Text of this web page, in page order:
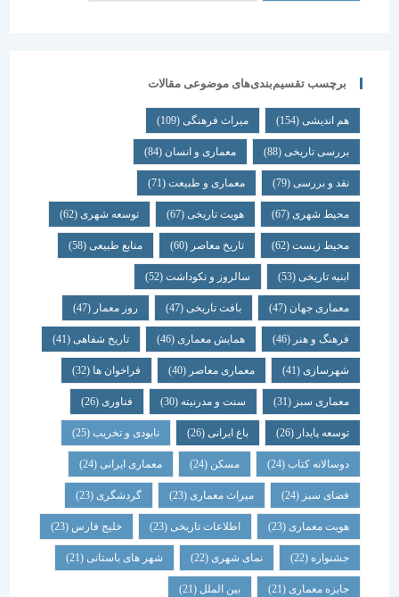
برچسب تقسیم‌بندی‌های موضوعی مقالات
هم اندیشی (154) میراث فرهنگی (109)
بررسی تاریخی (88) معماری و انسان (84)
نقد و بررسی (79) معماری و طبیعت (71)
محیط شهری(67) هویت تاریخی(67) توسعه شهری(62)
محیط زیست(62) تاریخ معاصر(60) منابع طبیعی(58)
ابنیه تاریخی(53) سالروز و نکوداشت(52)
معماری جهان (47) بافت تاریخی(47) روز معمار(47)
فرهنگ و هنر(46) همایش معماری (46) تاریخ شفاهی (41)
شهرسازی(41) معماری معاصر(40) فراخوان ها (32)
معماری سبز(31) سنت و مدرنیته(30) فناوری (26)
توسعه پایدار(26) باغ ایرانی(26) نابودی و تخریب(25)
دوسالانه کتاب(24) مسکن (24) معماری ایرانی(24)
فضای سبز(24) میراث معماری (23) گردشگری (23)
هویت معماری (23) اطلاعات تاریخی(23) خلیج فارس(23)
جشنواره(22) نمای شهری(22) شهر های باستانی (21)
جایزه معماری (21) بین الملل(21)